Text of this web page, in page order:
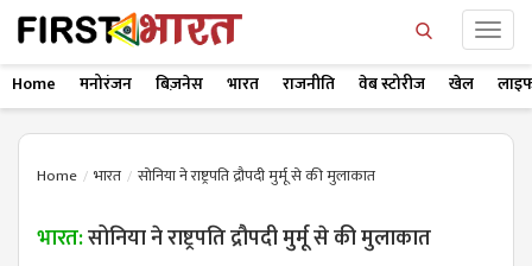
Home मनोरंजन बिज़नेस भारत राजनीति वेब स्टोरीज खेल
Home भारत सोनिया ने राष्ट्रपति द्रौपदी मुर्मू से की मुलाकात
भारत:सोनिया ने राष्ट्रपति द्रौपदी मुर्मू से की मुलाकात